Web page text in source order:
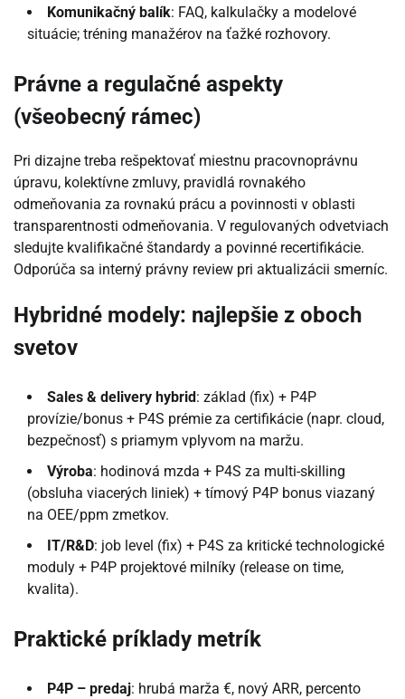
Komunikačný balík: FAQ, kalkulačky a modelové
situácie; tréning manažérov na ťažké rozhovory.
Právne a regulačné aspekty
(všeobecný rámec)
Pri dizajne treba rešpektovať miestnu pracovnoprávnu
úpravu, kolektívne zmluvy, pravidlá rovnakého
odmeňovania za rovnakú prácu a povinnosti v oblasti
transparentnosti odmeňovania. V regulovaných odvetviach
sledujte kvalifikačné štandardy a povinné recertifikácie.
Odporúča sa interný právny review pri aktualizácii smerníc.
Hybridné modely: najlepšie z oboch
svetov
Sales & delivery hybrid : základ (fix) + P4P
provízie/bonus + P4S prémie za certifikácie (napr. cloud,
bezpečnosť) s priamym vplyvom na maržu.
Výroba: hodinová mzda + P4S za multi-skilling
(obsluha viacerých liniek) + tímový P4P bonus viazaný
na OEE/ppm zmetkov.
IT/R&D: job level (fix) + P4S za kritické technologické
moduly + P4P projektové milníky (release on time,
kvalita).
Praktické príklady metrík
P4P – predaj: hrubá marža €, nový ARR, percento